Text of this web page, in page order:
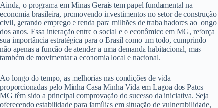
Ainda, o programa em Minas Gerais tem papel fundamental na
economia brasileira, promovendo investimentos no setor de construção
civil, gerando emprego e renda para milhões de trabalhadores ao longo
dos anos. Essa interação entre o social e o econômico em MG, reforça
sua importância estratégica para o Brasil como um todo, cumprindo
não apenas a função de atender a uma demanda habitacional, mas
também de movimentar a economia local e nacional.
Ao longo do tempo, as melhorias nas condições de vida
proporcionadas pelo Minha Casa Minha Vida em Lagoa dos Patos –
MG têm sido a principal comprovação do sucesso da iniciativa. Seja
oferecendo estabilidade para famílias em situação de vulnerabilidade,